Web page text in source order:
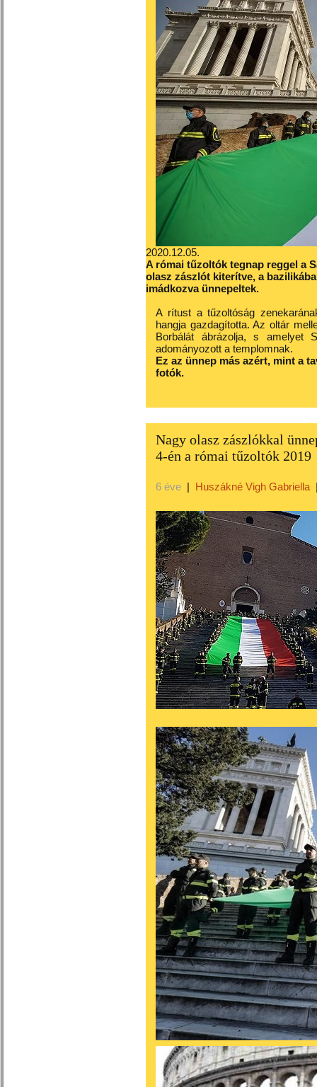
2020.12.05.
A római tűzoltók tegnap reggel a
olasz zászlót kiterítve, a
imádkozva ünnepeltek.
A rítust a tűzoltóság
hangja gazdagította. Az oltár
Borbálát ábrázolja, s amelyet
adományozott a templomnak.
Ez az ünnep más azért, mint a
fotók.
Nagy olasz zászlókkal
4-én a római tűzoltók 2019
6 éve | Huszákné Vigh Gabriella